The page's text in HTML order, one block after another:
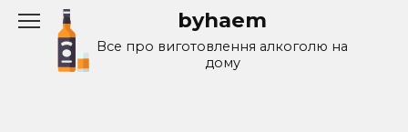
Перейти
содержанию
byhaem
Все про виготовлення алкоголю на
дому